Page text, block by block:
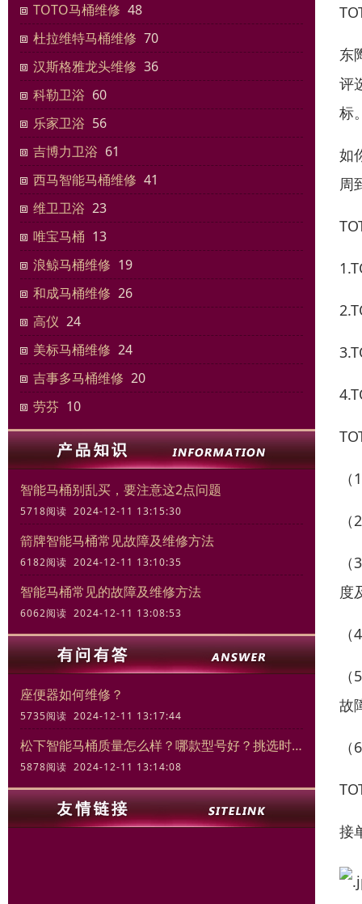
TOTO马桶维修 48
杜拉维特马桶维修 70
汉斯格雅龙头维修 36
科勒卫浴 60
乐家卫浴 56
吉博力卫浴 61
西马智能马桶维修 41
维卫卫浴 23
唯宝马桶 13
浪鲸马桶维修 19
和成马桶维修 26
高仪 24
美标马桶维修 24
吉事多马桶维修 20
劳芬 10
智能马桶别乱买，要注意这2点问题
5718阅读 2024-12-11 13:15:30
箭牌智能马桶常见故障及维修方法
6182阅读 2024-12-11 13:10:35
智能马桶常见的故障及维修方法
6062阅读 2024-12-11 13:08:53
座便器如何维修？
5735阅读 2024-12-11 13:17:44
松下智能马桶质量怎么样？哪款型号好？挑选时的关键要素
5878阅读 2024-12-11 13:14:08
东
评
标
如
周
度
故
接